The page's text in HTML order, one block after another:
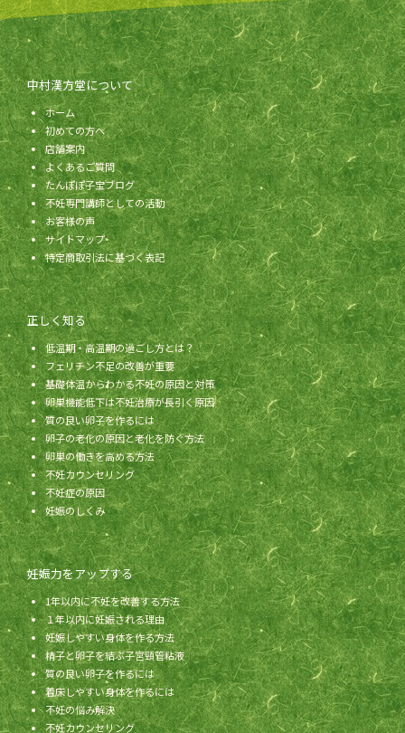
中村漢方堂について
ホーム
初めての方へ
店舗案内
よくあるご質問
たんぽぽ子宝ブログ
不妊専門講師としての活動
お客様の声
サイトマップ
特定商取引法に基づく表記
正しく知る
低温期・高温期の過ごし方とは？
フェリチン不足の改善が重要
基礎体温からわかる不妊の原因と対策
卵巣機能低下は不妊治療が長引く原因
質の良い卵子を作るには
卵子の老化の原因と老化を防ぐ方法
卵巣の働きを高める方法
不妊カウンセリング
不妊症の原因
妊娠のしくみ
妊娠力をアップする
1年以内に不妊を改善する方法
１年以内に妊娠される理由
妊娠しやすい身体を作る方法
精子と卵子を結ぶ子宮頸管粘液
質の良い卵子を作るには
着床しやすい身体を作るには
不妊の悩み解決
不妊カウンセリング